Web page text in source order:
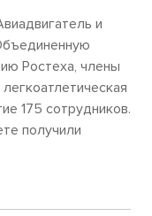
и
Ростеха, члены
175 сотрудников.
получили